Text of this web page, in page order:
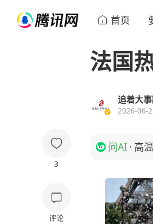
首页
3
评论
法国
追着大
2026-06-
问AI · 高